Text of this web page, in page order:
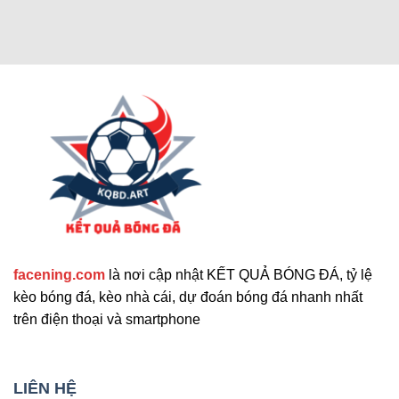
Ngoài các tính năng chính, trang web còn cung
cấp nhiều công cụ hỗ trợ khác. Những tính năng
mở rộng nổi bật mà bạn không nên bỏ qua. Chúng
facening.com là nơi cập nhật KẾT QUẢ BÓNG ĐÁ, tỷ lệ
kèo bóng đá, kèo nhà cái, dự đoán bóng đá nhanh nhất
trên điện thoại và smartphone
LIÊN HỆ